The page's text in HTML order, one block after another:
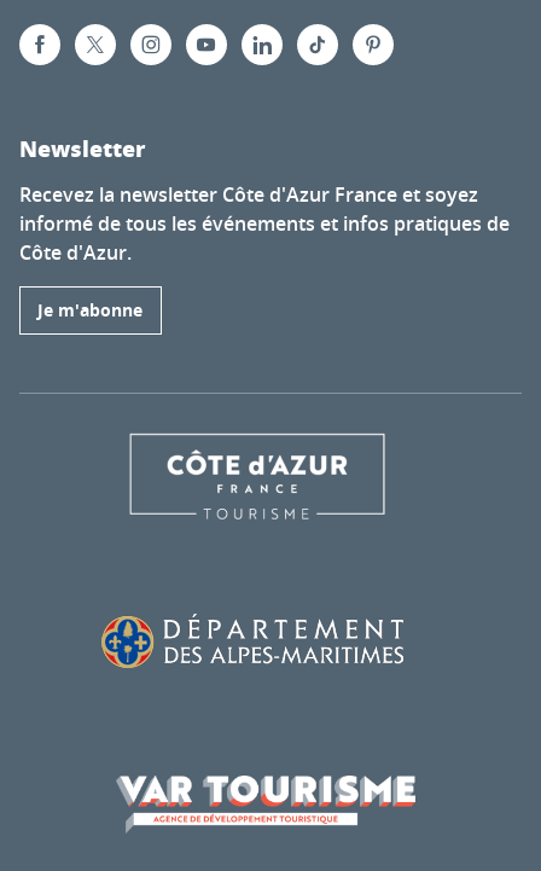
Newsletter
Recevez la newsletter Côte d'Azur France et soyez
informé de tous les événements et infos pratiques de
Côte d'Azur.
Je m'abonne